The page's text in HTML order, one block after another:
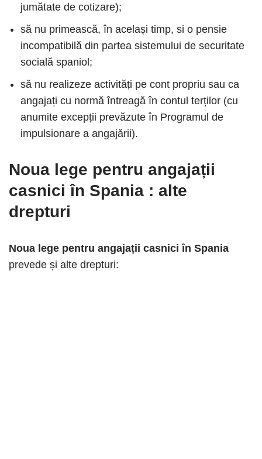
jumătate de cotizare);
să nu primească, în același timp, si o pensie
incompatibilă din partea sistemului de securitate
socială spaniol;
să nu realizeze activități pe cont propriu sau ca
angajați cu normă întreagă în contul terților (cu
anumite excepții prevăzute în Programul de
impulsionare a angajării).
Noua lege pentru angajații
casnici în Spania : alte
drepturi
Noua lege pentru angajații casnici în Spania
prevede și alte drepturi: